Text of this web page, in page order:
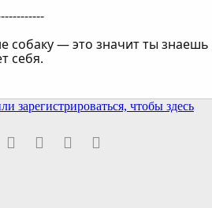
собаку — это значит ты знаешь
себя.
зарегистрироваться, чтобы здесь
PinterestWhatsAppЭлектронная почта